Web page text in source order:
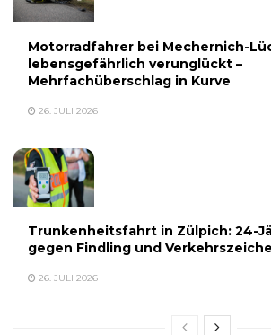
Motorradfahrer bei Mechernich-
lebensgefährlich verunglückt –
Mehrfachüberschlag in Kurve
26. JULI 2026
Trunkenheitsfahrt in Zülpich: 24-
gegen Findling und
26. JULI 2026